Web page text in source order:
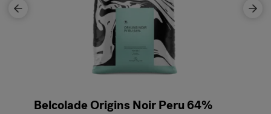
Belcolade Origins Noir Peru 64%